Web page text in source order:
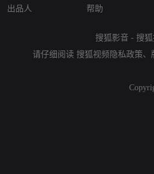
出品人
帮助
搜狐影音 - 搜
请仔细阅读 搜狐视频隐私政策、